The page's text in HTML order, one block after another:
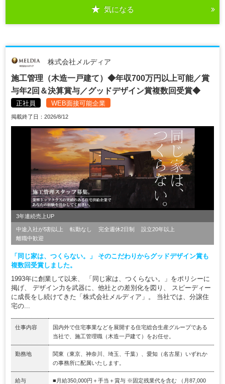
気になる
株式会社メルディア
施工管理（木造一戸建て）◆年収700万円以上可能／賞
与年2回＆決算賞与／グッドデザイン賞複数回受賞◆
正社員 WEB面接可能企業
掲載終了日：2026/8/12
3年連続売上UP
中途入社が5割以上 転勤なし 完全週休2日制
設立20年以上
離職中歓迎
「同じ家は、つくらない。」 そのこだわりからグッドデザイン賞も
複数回受賞しました。
1993年に創業して以来、 「同じ家は、つくらない。」をポリシーに
掲げ、 デザイン力を武器に、他社との差別化を図り、 スピーディー
に成長をし続けてきた「株式会社メルディア」。 当社では、分譲住
宅の...
仕事内容
国内外で住宅事業などを展開する住宅総合生産グループである
当社で、施工管理職（木造一戸建て）をお任せ。
勤務地
関東（東京、神奈川、埼玉、千葉）、愛知（名古屋）いずれか
の事務所に配属いたします。
給与
■月給350,000円＋手当＋賞与 ※固定残業代を含む （月87,000